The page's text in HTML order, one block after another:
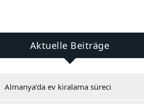
Aktuelle Beiträge
Almanya’da ev kiralama süreci